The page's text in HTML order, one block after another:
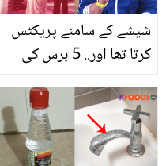
شیشے کے سامنے پریکٹس
کرتا تھا اور.. 5 برس کی
میں قدم رکھنے والے فیصل
قریشی کے دلچسپ
انکشافات